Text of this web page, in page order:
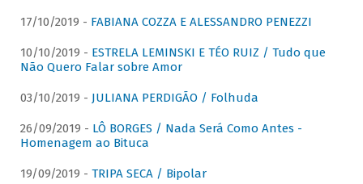
17/10/2019 - FABIANA COZZA E ALESSANDRO PENEZZI
10/10/2019 - ESTRELA LEMINSKI E TÉO RUIZ / Tudo que
Não Quero Falar sobre Amor
03/10/2019 - JULIANA PERDIGÃO / Folhuda
26/09/2019 - LÔ BORGES / Nada Será Como Antes -
Homenagem ao Bituca
19/09/2019 - TRIPA SECA / Bipolar